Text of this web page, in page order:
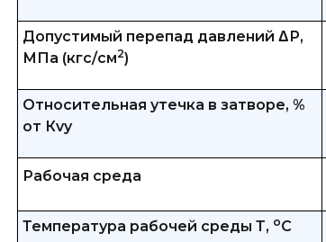
Допустимый перепад давлений ΔР,
МПа (кгс/см2)
Относительная утечка в затворе, %
от Кvy
Рабочая среда
Температура рабочей среды Т, оС